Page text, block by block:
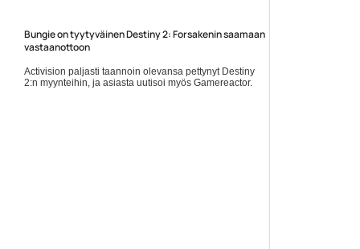
Bungie on tyytyväinen Destiny 2: Forsakenin saamaan
vastaanottoon
Activision paljasti taannoin olevansa pettynyt Destiny
2:n myynteihin, ja asiasta uutisoi myös Gamereactor.